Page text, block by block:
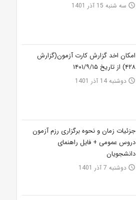
access_time سه شنبه 15 آذر 1401
امکان اخد گزارش کارت آزمون(گزارش
۴۲۸) از تاریخ ۱۴۰۱/۹/۱۵
access_time دوشنبه 14 آذر 1401
جزئیات زمان و نحوه برگزاری رزم آزمون
دروس عمومی + فایل راهنمای
دانشجویان
access_time دوشنبه 7 آذر 1401